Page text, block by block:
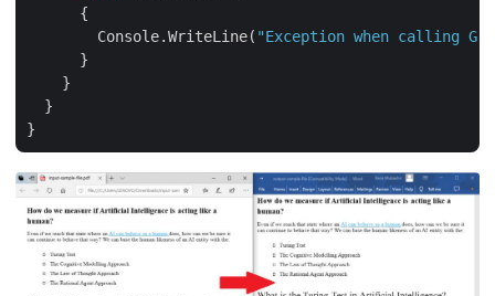
      {
        Console.WriteLine(
"Exception when calling
      }
    }
  }